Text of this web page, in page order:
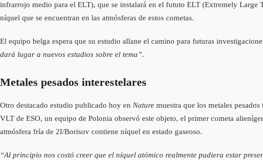
infrarrojo medio para el ELT), que se instalará en el fututo ELT (Extremely
níquel que se encuentran en las atmósferas de estos cometas.
El equipo belga espera que su estudio allane el camino para futuras
dará lugar a nuevos estudios sobre el tema”.
Metales pesados interestelares
Otro destacado estudio publicado hoy en Nature muestra que los metales
VLT de ESO, un equipo de Polonia observó este objeto, el primer cometa
atmósfera fría de 2I/Borisov contiene níquel en estado gaseoso.
“Al principio nos costó creer que el níquel atómico realmente pudiera estar